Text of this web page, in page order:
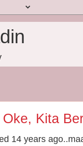
Kita
14 years